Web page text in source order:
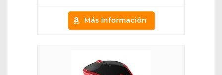
Más información